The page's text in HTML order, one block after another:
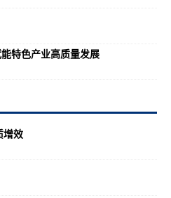
特色产业高质量发展
增效